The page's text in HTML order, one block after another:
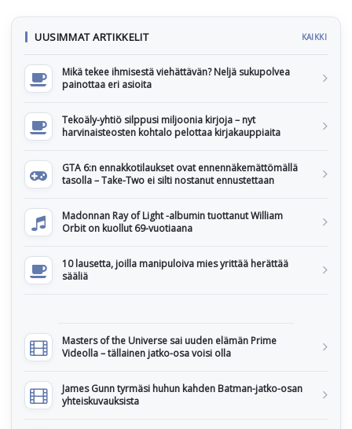
UUSIMMAT ARTIKKELIT KAIKKI
Mikä tekee ihmisestä viehättävän? Neljä sukupolvea
painottaa eri asioita
Tekoäly-yhtiö silppusi miljoonia kirjoja – nyt
harvinaisteosten kohtalo pelottaa kirjakauppiaita
GTA 6:n ennakkotilaukset ovat ennennäkemättömällä
tasolla – Take-Two ei silti nostanut ennustettaan
Madonnan Ray of Light -albumin tuottanut William
Orbit on kuollut 69-vuotiaana
10 lausetta, joilla manipuloiva mies yrittää herättää
sääliä
Masters of the Universe sai uuden elämän Prime
Videolla – tällainen jatko-osa voisi olla
James Gunn tyrmäsi huhun kahden Batman-jatko-osan
yhteiskuvauksista